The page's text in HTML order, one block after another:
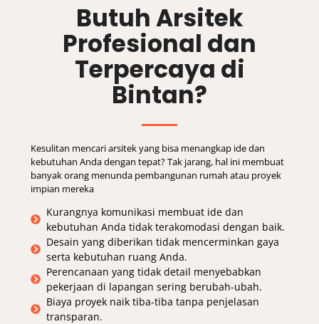
Butuh Arsitek
Profesional dan
Terpercaya di
Bintan?
Kesulitan mencari arsitek yang bisa menangkap ide dan
kebutuhan Anda dengan tepat? Tak jarang, hal ini membuat
banyak orang menunda pembangunan rumah atau proyek
impian mereka
Kurangnya komunikasi membuat ide dan
kebutuhan Anda tidak terakomodasi dengan baik.
Desain yang diberikan tidak mencerminkan gaya
serta kebutuhan ruang Anda.
Perencanaan yang tidak detail menyebabkan
pekerjaan di lapangan sering berubah-ubah.
Biaya proyek naik tiba-tiba tanpa penjelasan
transparan.